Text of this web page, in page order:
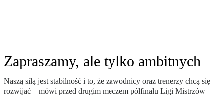
Zapraszamy, ale tylko ambitnych
Naszą siłą jest stabilność i to, że zawodnicy oraz trenerzy chcą się
rozwijać – mówi przed drugim meczem półfinału Ligi Mistrzów